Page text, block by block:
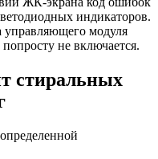
индикаторов.
управляющего модуля
не включается.
стиральных